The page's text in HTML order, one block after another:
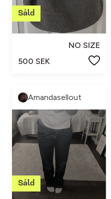
NO SIZE
500 SEK
Amandasellout